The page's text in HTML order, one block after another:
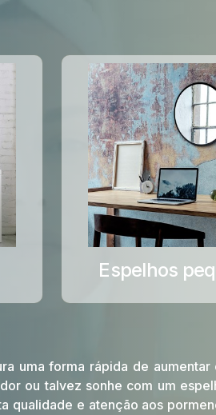
Espelhos
uma forma rápida de
ou talvez sonhe com um
qualidade e atenção aos